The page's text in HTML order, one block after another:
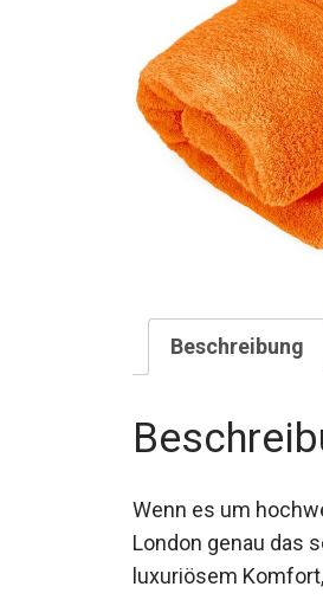
Beschreibung
Wenn es um
London genau das
luxuriösem